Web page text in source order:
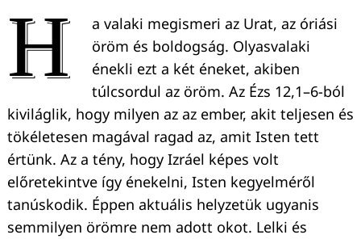
H
a valaki megismeri az Urat, az óriási
öröm és boldogság. Olyasvalaki
énekli ezt a két éneket, akiben
túlcsordul az öröm. Az Ézs 12,1–6-ból
kiviláglik, hogy milyen az az ember, akit teljesen és
tökéletesen magával ragad az, amit Isten tett
értünk. Az a tény, hogy Izráel képes volt
előretekintve így énekelni, Isten kegyelméről
tanúskodik. Éppen aktuális helyzetük ugyanis
semmilyen örömre nem adott okot. Lelki és